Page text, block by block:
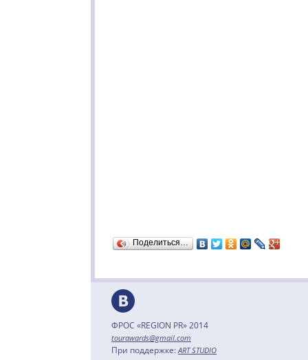
Поделиться…
ФРОС «REGION PR» 2014
tourawards@gmail.com
При поддержке:ART STUDIO